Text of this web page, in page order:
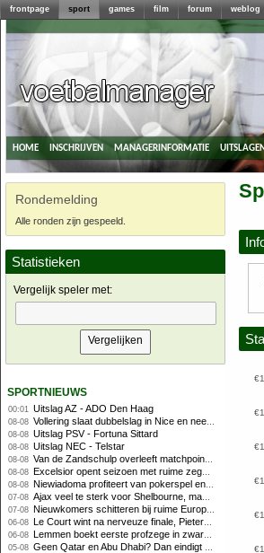
frontpage sport games film forum weblog
home inschrijven managerinformatie
Rondemelding
Alle ronden zijn gespeeld.
Statistieken
Vergelijk speler met:
sportnieuws
00:01 Uitslag AZ - ADO Den Haag
08-08 Vollering slaat dubbelslag in Nice en neemt geel over
08-08 Uitslag PSV - Fortuna Sittard
08-08 Uitslag NEC - Telstar
08-08 Van de Zandschulp overleeft matchpoints, ook Griekspoor verder in Montreal
08-08 Excelsior opent seizoen met ruime zege op promovendus Cambuur
08-08 Niewiadoma profiteert van pokerspel en grijpt geel op Ventoux
07-08 Ajax veel te sterk voor Shelbourne, maar houdt schade beperkt
07-08 Nieuwkomers schitteren bij ruime Europese zege FC Twente
06-08 Le Court wint na nerveuze finale, Pieterse derde
06-08 Lemmen boekt eerste profzege in zware Ronde van Polen-rit
05-08 Geen Qatar en Abu Dhabi? Dan eindigt Formule 1-seizoen mogelijk in Europa